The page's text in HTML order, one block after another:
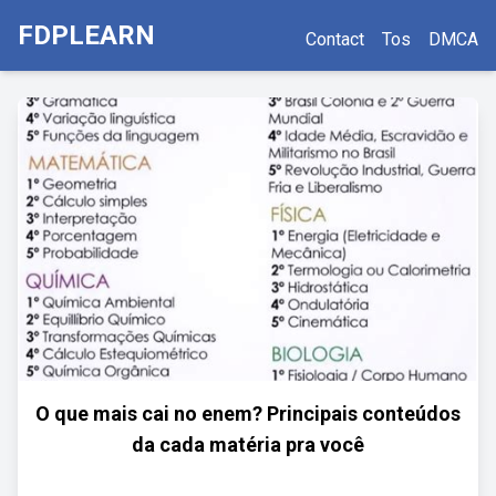
FDPLEARN Contact Tos DMCA
O que mais cai no enem? Principais conteúdos
da cada matéria pra você